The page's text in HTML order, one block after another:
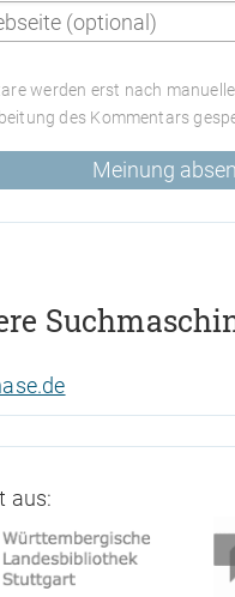
werden erst nach
des Kommentars
Meinung
aus: